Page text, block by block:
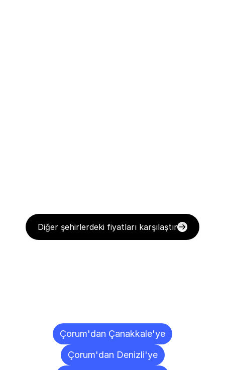
Diğer şehirlerdeki fiyatları karşılaştır
Çorum'dan Çanakkale'ye
Çorum'dan Denizli'ye